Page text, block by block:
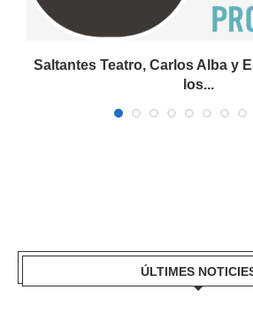
Saltantes Teatro, Carlos Alba y
los...
ÚLTIMES